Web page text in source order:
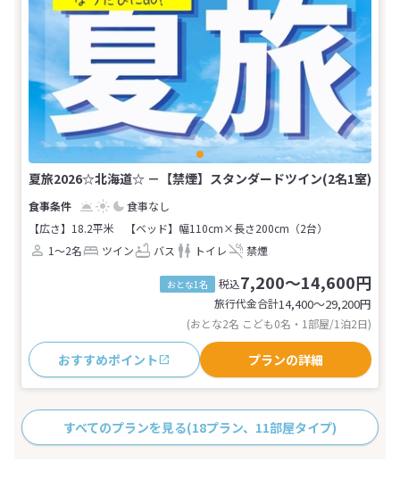
夏旅2026☆北海道☆ －【禁煙】スタンダードツイン(2名1室)
食事なし
【広さ】18.2平米
【ベッド】幅110cm×長さ200cm（2台）
1～2名
ツイン バス トイレ 禁煙
おとな1名 税込7,200～14,600円
旅行代金合計14,400〜29,200円
(おとな2名 こども0名・1部屋/1泊2日)
おすすめポイント プランの詳細
すべてのプランを見る(18プラン、11部屋タイプ)